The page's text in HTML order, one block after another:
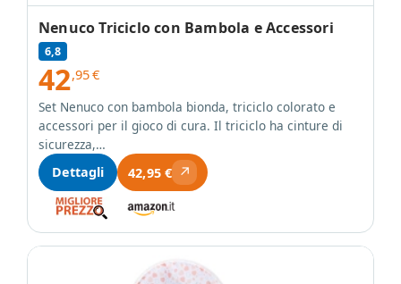
Nenuco Triciclo con Bambola e Accessori
6,8
42,95€
Set Nenuco con bambola bionda, triciclo colorato e
accessori per il gioco di cura. Il triciclo ha cinture di
sicurezza,…
Dettagli
42,95 € ↗